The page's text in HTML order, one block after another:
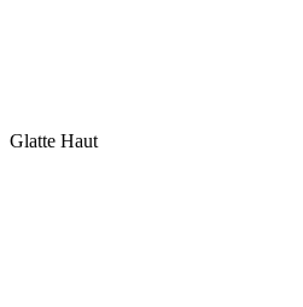
Glatte Haut